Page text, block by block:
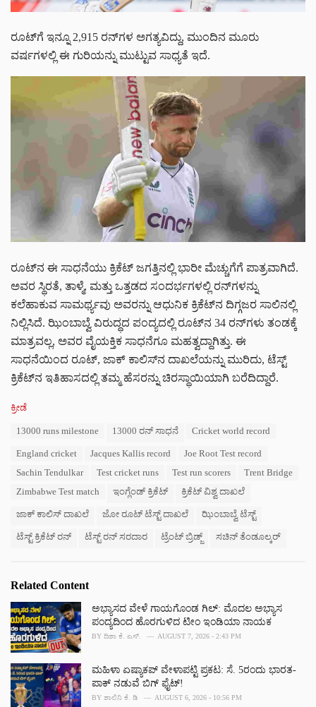
ರೂಟ್‌ಗೆ ಇನ್ನೂ 2,915 ರನ್‌ಗಳ ಅಗತ್ಯವಿದ್ದು, ಮುಂದಿನ ಮೂರು
ವರ್ಷಗಳಲ್ಲಿ ಈ ಗುರಿಯನ್ನು ಮುಟ್ಟುವ ಸಾಧ್ಯತೆ ಇದೆ.
ರೂಟ್‌ನ ಈ ಸಾಧನೆಯು ಕ್ರಿಕೆಟ್ ಜಗತ್ತಿನಲ್ಲಿ ಭಾರೀ ಮೆಚ್ಚುಗೆಗೆ ಪಾತ್ರವಾಗಿದೆ.
ಅವರ ಸ್ಥಿರತೆ, ತಾಳ್ಮೆ, ಮತ್ತು ಒತ್ತಡದ ಸಂದರ್ಭಗಳಲ್ಲಿ ರನ್‌ಗಳನ್ನು
ಕಲೆಹಾಕುವ ಸಾಮರ್ಥ್ಯವು ಅವರನ್ನು ಆಧುನಿಕ ಕ್ರಿಕೆಟ್‌ನ ದಿಗ್ಗಜರ ಸಾಲಿನಲ್ಲಿ
ನಿಲ್ಲಿಸಿದೆ. ಝಿಂಬಾಬ್ವೆ ವಿರುದ್ಧದ ಪಂದ್ಯದಲ್ಲಿ ರೂಟ್‌ನ 34 ರನ್‌ಗಳು ತಂಡಕ್ಕೆ
ಮಾತ್ರವಲ್ಲ, ಅವರ ವೈಯಕ್ತಿಕ ಸಾಧನೆಗೂ ಮಹತ್ವದ್ದಾಗಿತ್ತು. ಈ
ಸಾಧನೆಯಿಂದ ರೂಟ್, ಜಾಕ್ ಕಾಲಿಸ್‌ನ ದಾಖಲೆಯನ್ನು ಮುರಿದು, ಟೆಸ್ಟ್
ಕ್ರಿಕೆಟ್‌ನ ಇತಿಹಾಸದಲ್ಲಿ ತಮ್ಮ ಹೆಸರನ್ನು ಚಿರಸ್ಥಾಯಿಯಾಗಿ ಬರೆದಿದ್ದಾರೆ.
C
ಕ್ರೀಡೆ
13000 runs milestone 13000 ರನ್ ಸಾಧನೆ Cricket world record
England cricket Jacques Kallis record
Joe Root Test record
Sachin Tendulkar
Test cricket runs Test run scorers
Trent Bridge
Zimbabwe Test match
ಇಂಗ್ಲೆಂಡ್ ಕ್ರಿಕೆಟ್ ಕ್ರಿಕೆಟ್ ವಿಶ್ವ ದಾಖಲೆ
ಜಾಕ್ ಕಾಲಿಸ್ ದಾಖಲೆ ಜೋ ರೂಟ್ ಟೆಸ್ಟ್ ದಾಖಲೆ ಝಿಂಬಾಬ್ವೆ ಟೆಸ್ಟ್
ಟೆಸ್ಟ್ ಕ್ರಿಕೆಟ್ ರನ್ ಟೆಸ್ಟ್ ರನ್ ಸರದಾರ ಟ್ರೆಂಟ್ ಬ್ರಿಡ್ಜ್ ಸಚಿನ್ ತೆಂಡೂಲ್ಕರ್
Related Content
ಅಭ್ಯಾಸದ ವೇಳೆ ಗಾಯಗೊಂಡ ಗಿಲ್: ಮೊದಲ ಅಭ್ಯಾಸ
ಪಂದ್ಯದಿಂದ ಹೊರಗುಳಿದ ಟೀಂ ಇಂಡಿಯಾ ನಾಯಕ
BY ದಿಶಾ ಕೆ. ಎಸ್. AUGUST 7, 2026 - 2:43 PM
ಮಹಿಳಾ ಏಷ್ಯಾಕಪ್ ವೇಳಾಪಟ್ಟಿ ಪ್ರಕಟ: ಸೆ. 5ರಂದು ಭಾರತ-
ಪಾಕ್‌ ನಡುವೆ ಬಿಗ್ ಫೈಟ್!
BY ಶಾಲಿನಿ ಕೆ. ಡಿ AUGUST 6, 2026 - 10:56 PM